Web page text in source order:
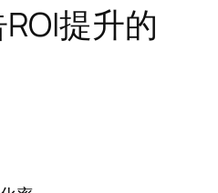
提升的